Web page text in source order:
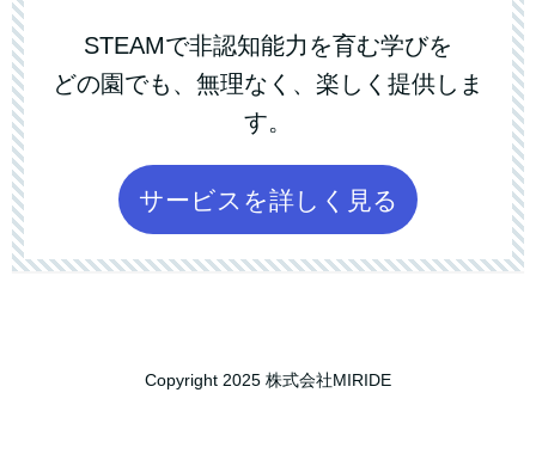
STEAMで非認知能力を育む学びを
どの園でも、無理なく、楽しく提供しま
す。
サービスを詳しく見る
Copyright 2025 株式会社MIRIDE